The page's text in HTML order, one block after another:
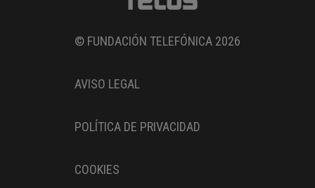
© FUNDACIÓN TELEFÓNICA 2026
AVISO LEGAL
POLÍTICA DE PRIVACIDAD
COOKIES